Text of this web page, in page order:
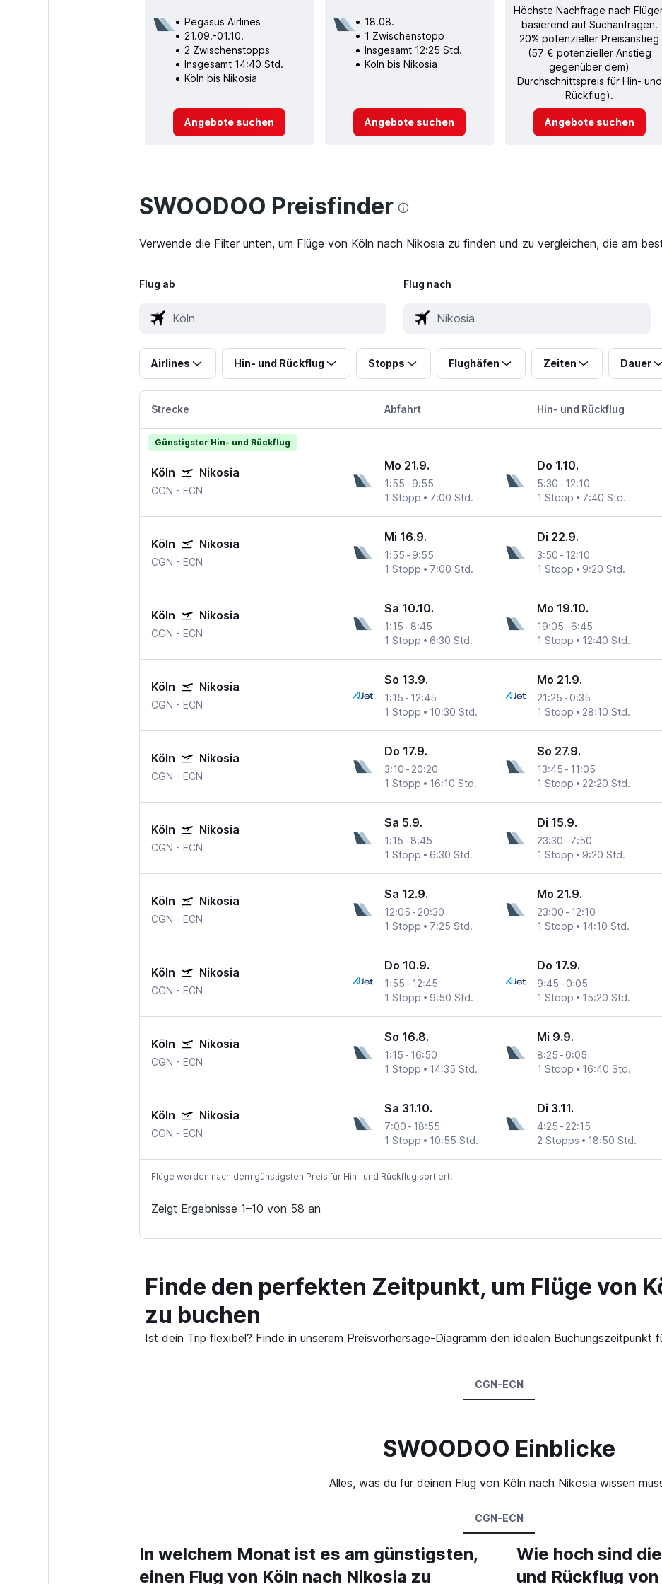
Pegasus Airlines
21.09.-01.10.
2 Zwischenstopps
Insgesamt 14:40 Std.
Köln bis Nikosia
Angebote suchen
18.08.
1 Zwischenstopp
Insgesamt 12:25 Std.
Köln bis Nikosia
Angebote suchen
Höchste Nachfrage nach
basierend auf Suchanfragen.
20% potenzieller Preisanstieg
(57 € potenzieller Anstieg
gegenüber dem)
Durchschnittspreis für Hin- und
Rückflug).
Angebote suchen
SWOODOO Preisfinder
Verwende die Filter unten, um Flüge von Köln nach Nikosia zu finden und zu vergleichen, die am
Flug ab Flug nach
Airlines Hin- und Rückflug Stopps Flughäfen Zeiten Dauer
Strecke Abfahrt Hin- und Rückflug
Günstigster Hin- und Rückflug
Köln Nikosia
CGN - ECN
Mo 21.9.
1:55 - 9:55
1 Stopp
7:00 Std.
Do 1.10.
5:30 - 12:10
1 Stopp
7:40 Std.
Köln Nikosia
CGN - ECN
Mi 16.9.
1:55 - 9:55
1 Stopp
7:00 Std.
Di 22.9.
3:50 - 12:10
1 Stopp
9:20 Std.
Köln Nikosia
CGN - ECN
Sa 10.10.
1:15 - 8:45
1 Stopp
6:30 Std.
Mo 19.10.
19:05 - 6:45
1 Stopp
12:40 Std.
Köln Nikosia
CGN - ECN
So 13.9.
1:15 - 12:45
1 Stopp
10:30 Std.
Mo 21.9.
21:25 - 0:35
1 Stopp
28:10 Std.
Köln Nikosia
CGN - ECN
Do 17.9.
3:10 - 20:20
1 Stopp
16:10 Std.
So 27.9.
13:45 - 11:05
1 Stopp
22:20 Std.
Köln Nikosia
CGN - ECN
Sa 5.9.
1:15 - 8:45
1 Stopp
6:30 Std.
Di 15.9.
23:30 - 7:50
1 Stopp
9:20 Std.
Köln Nikosia
CGN - ECN
Sa 12.9.
12:05 - 20:30
1 Stopp
7:25 Std.
Mo 21.9.
23:00 - 12:10
1 Stopp
14:10 Std.
Köln Nikosia
CGN - ECN
Do 10.9.
1:55 - 12:45
1 Stopp
9:50 Std.
Do 17.9.
9:45 - 0:05
1 Stopp
15:20 Std.
Köln Nikosia
CGN - ECN
So 16.8.
1:15 - 16:50
1 Stopp
14:35 Std.
Mi 9.9.
8:25 - 0:05
1 Stopp
16:40 Std.
Köln Nikosia
CGN - ECN
Sa 31.10.
7:00 - 18:55
1 Stopp
10:55 Std.
Di 3.11.
4:25 - 22:15
2 Stopps
18:50 Std.
Flüge werden nach dem günstigsten Preis für Hin- und Rückflug sortiert.
Zeigt Ergebnisse 1–10 von 58 an
Finde den perfekten Zeitpunkt, um Flüge von
zu buchen
Ist dein Trip flexibel? Finde in unserem Preisvorhersage-Diagramm den idealen Buchungszeitpunkt
CGN-ECN
SWOODOO Einblicke
Alles, was du für deinen Flug von Köln nach Nikosia wissen
CGN-ECN
In welchem Monat ist es am günstigsten,
einen Flug von Köln nach Nikosia zu
Wie hoch sind
und Rückflug